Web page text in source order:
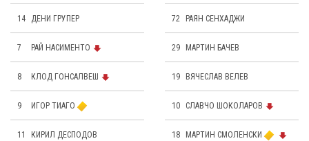
14 ДЕНИ ГРУПЕР
7 РАЙ НАСИМЕНТО
8 КЛОД ГОНСАЛВЕШ
9 ИГОР ТИАГО
11 КИРИЛ ДЕСПОДОВ
72 РАЯН СЕНХАДЖИ
29 МАРТИН БАЧЕВ
19 ВЯЧЕСЛАВ ВЕЛЕВ
10 СЛАВЧО ШОКОЛАРОВ
18 МАРТИН СМОЛЕНСКИ